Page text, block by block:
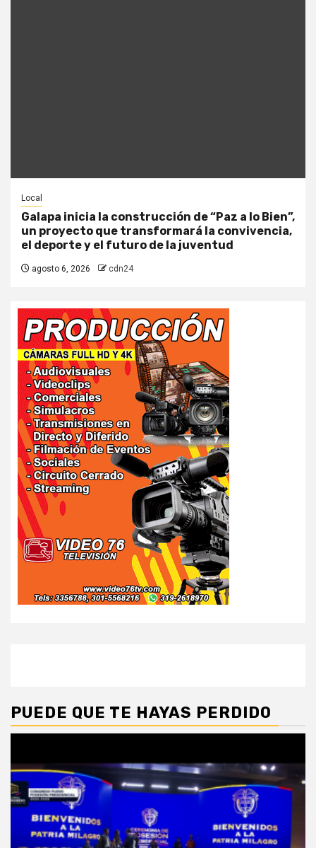
Local
Galapa inicia la construcción de “Paz a lo Bien”,
un proyecto que transformará la convivencia,
el deporte y el futuro de la juventud
agosto 6, 2026 cdn24
PUEDE QUE TE HAYAS PERDIDO